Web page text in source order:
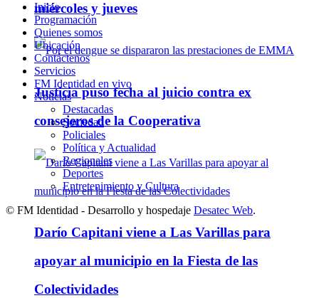
miércoles y jueves
Justicia puso fecha al juicio contra ex
consejeros de la Cooperativa
Darío Capitani viene a Las Varillas para
apoyar al municipio en la Fiesta de las
Colectividades
Inicio
Programación
Quienes somos
Ubicación
Contáctenos
Servicios
FM Identidad en vivo
Noticias
Destacadas
Sociedad
Policiales
Política y Actualidad
Regionales
Deportes
Entretenimiento y Cultura
© FM Identidad - Desarrollo y hospedaje Desatec Web.